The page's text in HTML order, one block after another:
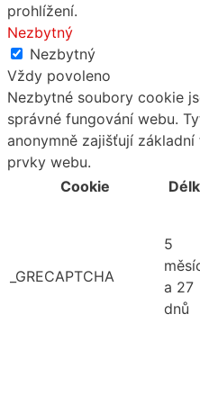
prohlížení.
Nezbytný
Nezbytný
Vždy povoleno
Nezbytné soubory cookie
správné fungování webu.
anonymně zajišťují
prvky webu.
Cookie
_GRECAPTCHA
5
a 27
dnů